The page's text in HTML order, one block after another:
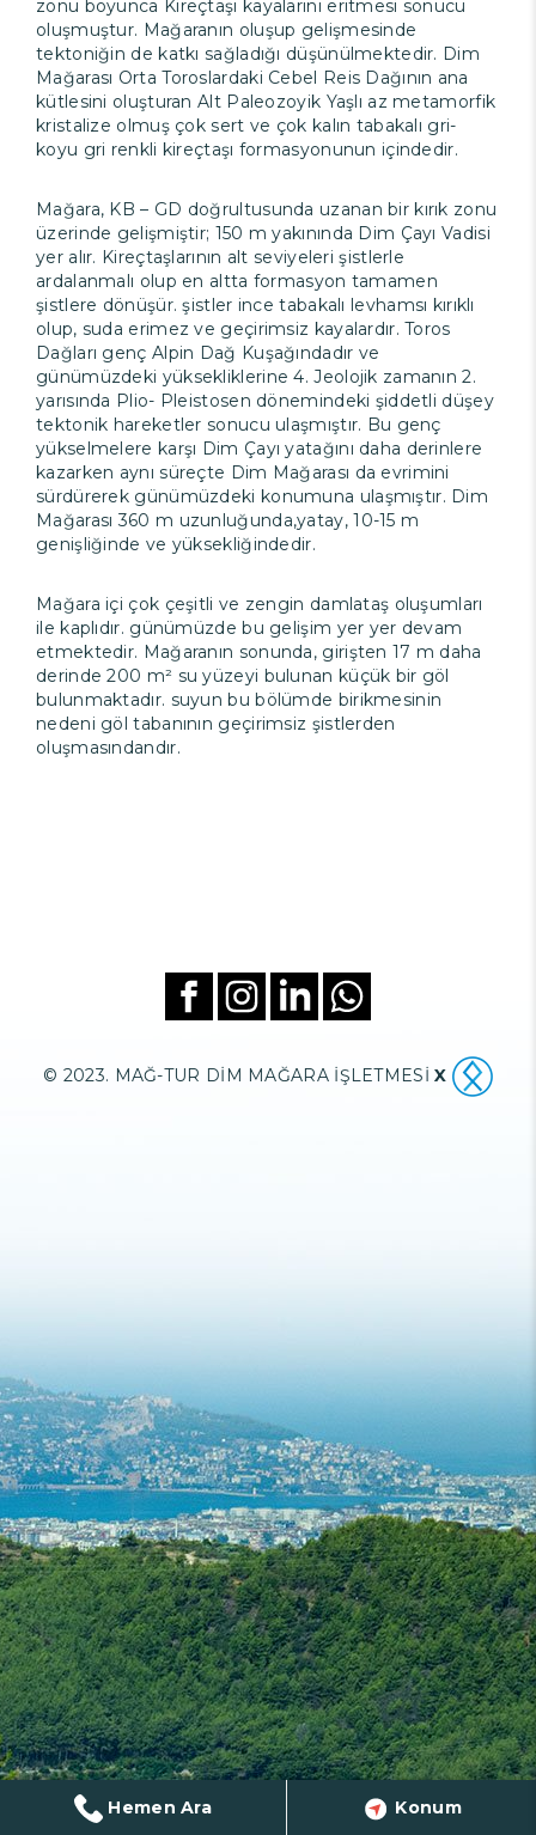
zonu boyunca Kireçtaşı kayalarını eritmesi sonucu
oluşmuştur. Mağaranın oluşup gelişmesinde
tektoniğin de katkı sağladığı düşünülmektedir. Dim
Mağarası Orta Toroslardaki Cebel Reis Dağının ana
kütlesini oluşturan Alt Paleozoyik Yaşlı az metamorfik
kristalize olmuş çok sert ve çok kalın tabakalı gri-
koyu gri renkli kireçtaşı formasyonunun içindedir.
Mağara, KB – GD doğrultusunda uzanan bir kırık zonu
üzerinde gelişmiştir; 150 m yakınında Dim Çayı Vadisi
yer alır. Kireçtaşlarının alt seviyeleri şistlerle
ardalanmalı olup en altta formasyon tamamen
şistlere dönüşür. şistler ince tabakalı levhamsı kırıklı
olup, suda erimez ve geçirimsiz kayalardır. Toros
Dağları genç Alpin Dağ Kuşağındadır ve
günümüzdeki yüksekliklerine 4. Jeolojik zamanın 2.
yarısında Plio- Pleistosen dönemindeki şiddetli düşey
tektonik hareketler sonucu ulaşmıştır. Bu genç
yükselmelere karşı Dim Çayı yatağını daha derinlere
kazarken aynı süreçte Dim Mağarası da evrimini
sürdürerek günümüzdeki konumuna ulaşmıştır. Dim
Mağarası 360 m uzunluğunda,yatay, 10-15 m
genişliğinde ve yüksekliğindedir.
Mağara içi çok çeşitli ve zengin damlataş oluşumları
ile kaplıdır. günümüzde bu gelişim yer yer devam
etmektedir. Mağaranın sonunda, girişten 17 m daha
derinde 200 m² su yüzeyi bulunan küçük bir göl
bulunmaktadır. suyun bu bölümde birikmesinin
nedeni göl tabanının geçirimsiz şistlerden
oluşmasındandır.
© 2023. MAĞ-TUR DİM MAĞARA İŞLETMESİX
Hemen Ara Konum